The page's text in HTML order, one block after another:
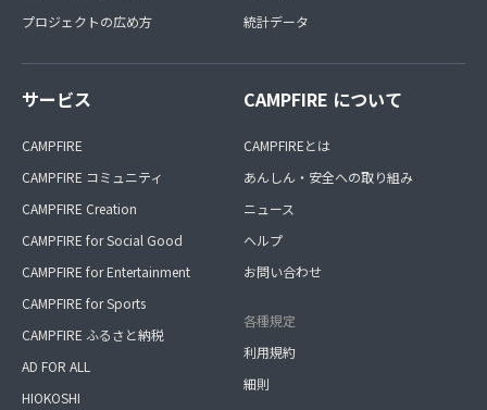
プロジェクトの広め方
統計データ
サービス
CAMPFIRE
CAMPFIRE コミュニティ
CAMPFIRE Creation
CAMPFIRE for Social Good
CAMPFIRE for Entertainment
CAMPFIRE for Sports
CAMPFIRE ふるさと納税
AD FOR ALL
HIOKOSHI
CAMPFIRE について
CAMPFIREとは
あんしん・安全への取り組み
ニュース
ヘルプ
お問い合わせ
各種規定
利用規約
細則